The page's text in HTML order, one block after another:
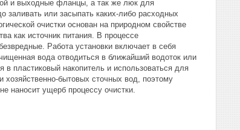
и выходные фланцы, а так же люк для
заливать или засыпать каких-либо расходных
очистки основан на природном свойстве
как источник питания. В процессе
Работа установки включает в себя
вода отводиться в ближайший водоток или
пластиковый накопитель и использоваться для
бытовых сточных вод, поэтому
наносит ущерб процессу очистки.